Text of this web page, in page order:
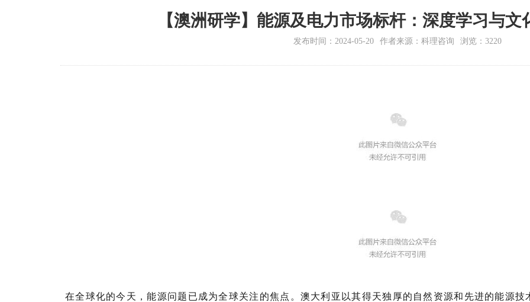
【澳洲研学】能源及电力市场标杆：深度学习与文
发布时间：2024-05-20 作者来源：科理咨询 浏览：3220
在全球化的今天，能源问题已成为全球关注的焦点。澳大利亚以其得天独厚的自然资源和先进的能源